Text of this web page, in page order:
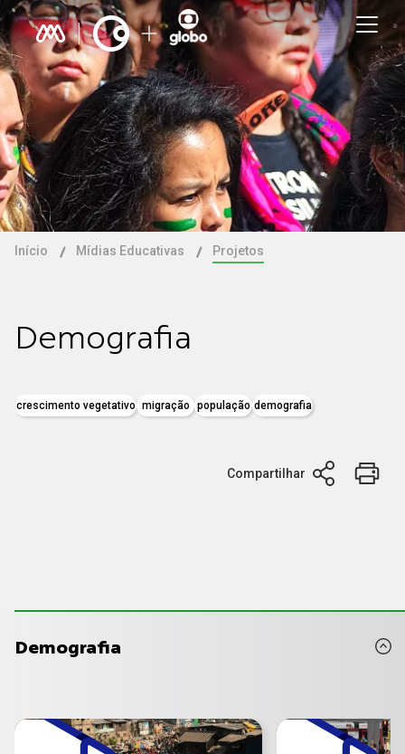
Início Mídias Educativas Projetos
Demografia
crescimento vegetativo migração população demografia
Compartilhar
Demografia